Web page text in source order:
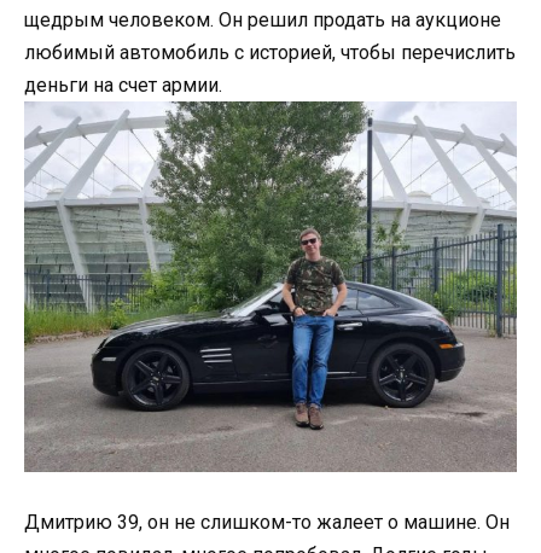
щедрым человеком. Он решил продать на аукционе
любимый автомобиль с историей, чтобы перечислить
деньги на счет армии.
Дмитрию 39, он не слишком-то жалеет о машине. Он